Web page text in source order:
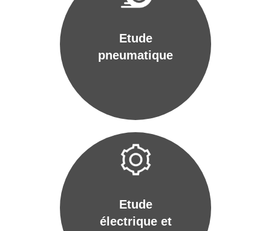
Etude
pneumatique
Etude
électrique et